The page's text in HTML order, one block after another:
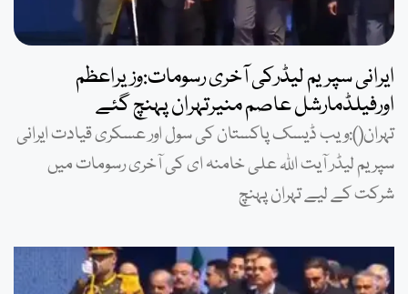
ایرانی سپریم لیڈرکی آخری رسومات:وزیراعظم
اورفیلڈمارشل عاصم منیرتہران پہنچ گئے
تہران():ویب ڈیسک پاکستان کی سول اور عسکری قیادت ایرانی
سپریم لیڈر آیت اللہ علی خامنہ ای کی آخری رسومات میں
شرکت کے لیے تہران پہنچ